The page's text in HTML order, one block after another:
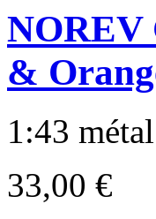
NOREV
&
1:43
33,00 €